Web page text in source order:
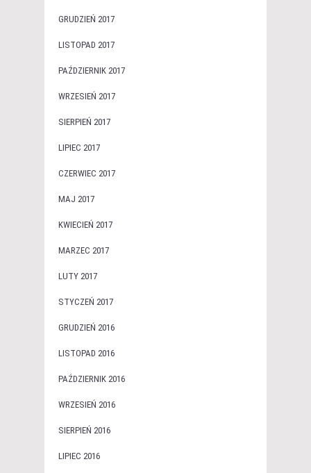
GRUDZIEŃ 2017
LISTOPAD 2017
PAŹDZIERNIK 2017
WRZESIEŃ 2017
SIERPIEŃ 2017
LIPIEC 2017
CZERWIEC 2017
MAJ 2017
KWIECIEŃ 2017
MARZEC 2017
LUTY 2017
STYCZEŃ 2017
GRUDZIEŃ 2016
LISTOPAD 2016
PAŹDZIERNIK 2016
WRZESIEŃ 2016
SIERPIEŃ 2016
LIPIEC 2016